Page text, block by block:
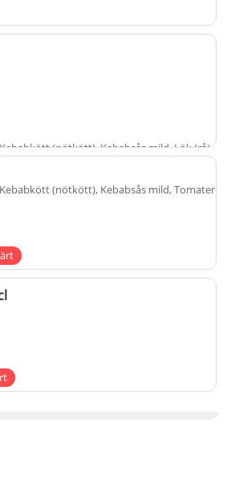
(nötkött), Kebabsås mild, Lök (rå),
(nötkött), Kebabsås mild, Tomater